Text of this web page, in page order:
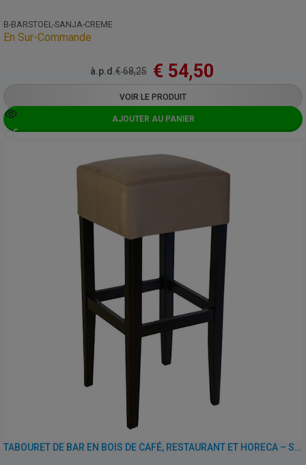
B-BARSTOEL-SANJA-CREME
En Sur-Commande
à.p.d.€68,25 € 54,50
VOIR LE PRODUIT
AJOUTER AU PANIER
TABOURET DE BAR EN BOIS DE CAFÉ, RESTAURANT ET HORECA – SANJA – SIMILI CUIR